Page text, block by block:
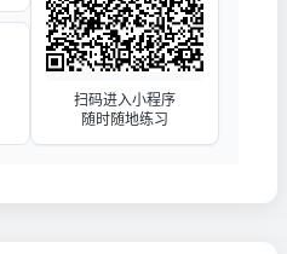
扫码进入小程序
随时随地练习